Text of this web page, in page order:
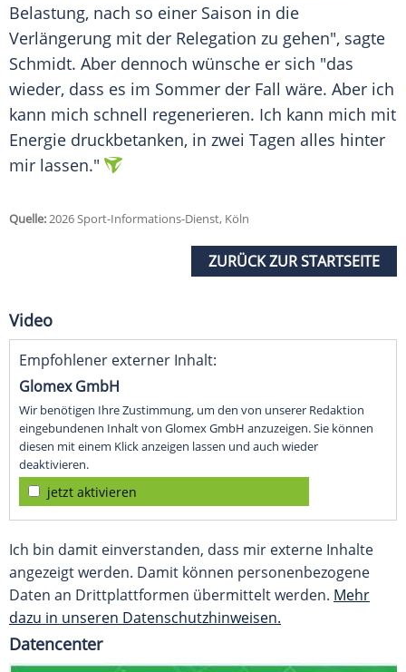
Belastung, nach so einer Saison in die
Verlängerung mit der Relegation zu gehen", sagte
Schmidt. Aber dennoch wünsche er sich "das
wieder, dass es im Sommer der Fall wäre. Aber ich
kann mich schnell regenerieren. Ich kann mich mit
Energie druckbetanken, in zwei Tagen alles hinter
mir lassen."
Quelle:2026 Sport-Informations-Dienst, Köln
ZURÜCK ZUR STARTSEITE
Video
Empfohlener externer Inhalt:
Glomex GmbH
Wir benötigen Ihre Zustimmung, um den von unserer Redaktion
eingebundenen Inhalt von Glomex GmbH anzuzeigen. Sie können
diesen mit einem Klick anzeigen lassen und auch wieder
deaktivieren.
jetzt aktivieren
Ich bin damit einverstanden, dass mir externe Inhalte
angezeigt werden. Damit können personenbezogene
Daten an Drittplattformen übermittelt werden. Mehr
dazu in unseren Datenschutzhinweisen.
Datencenter